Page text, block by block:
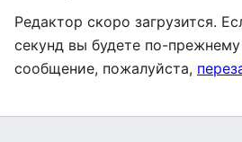
Редактор скоро загрузится.
секунд вы будете по-
сообщение, пожалуйста,